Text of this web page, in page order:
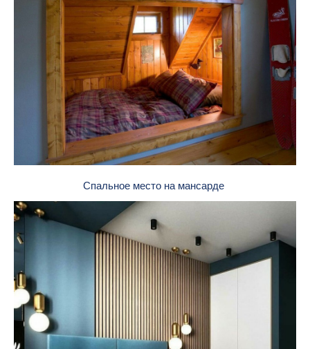
Спальное место на мансарде